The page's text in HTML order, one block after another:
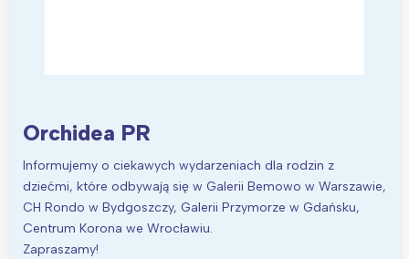
Orchidea PR
Informujemy o ciekawych wydarzeniach dla rodzin z
dziećmi, które odbywają się w Galerii Bemowo w Warszawie,
CH Rondo w Bydgoszczy, Galerii Przymorze w Gdańsku,
Centrum Korona we Wrocławiu.
Zapraszamy!